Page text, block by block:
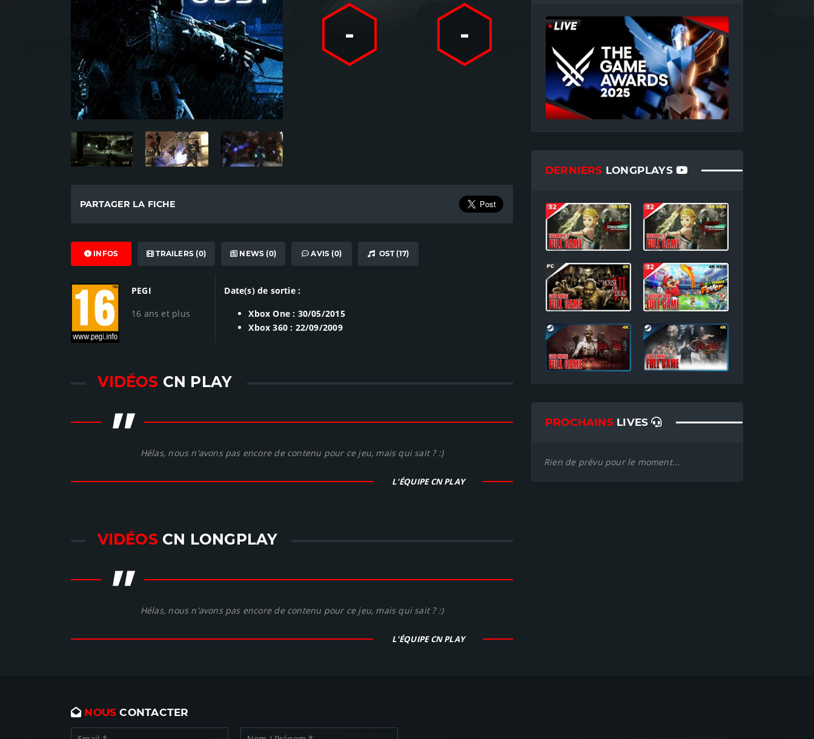
- -
PARTAGER LA FICHE
INFOS TRAILERS (0) NEWS (0) AVIS (0) OST (17)
PEGI
16 ans et plus
Date(s) de sortie :
Xbox One : 30/05/2015
Xbox 360 : 22/09/2009
VIDÉOS CN PLAY
" Hélas, nous n'avons pas encore de contenu pour ce jeu, mais qui sait ? :)
L'ÉQUIPE CN PLAY
VIDÉOS CN LONGPLAY
" Hélas, nous n'avons pas encore de contenu pour ce jeu, mais qui sait ? :)
L'ÉQUIPE CN PLAY
DERNIERS LONGPLAYS
PROCHAINSLIVES
Rien de prévu pour le moment...
NOUS CONTACTER